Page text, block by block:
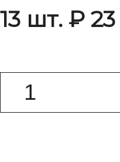
13 шт. ₽ 23